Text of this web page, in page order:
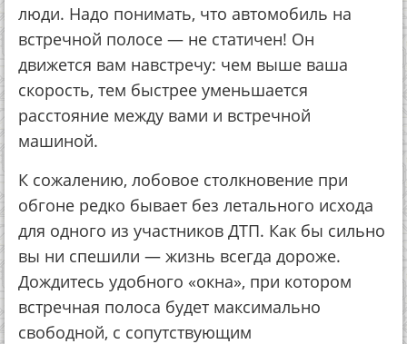
люди. Надо понимать, что автомобиль на
встречной полосе — не статичен! Он
движется вам навстречу: чем выше ваша
скорость, тем быстрее уменьшается
расстояние между вами и встречной
машиной.
К сожалению, лобовое столкновение при
обгоне редко бывает без летального исхода
для одного из участников ДТП. Как бы сильно
вы ни спешили — жизнь всегда дороже.
Дождитесь удобного «окна», при котором
встречная полоса будет максимально
свободной, с сопутствующим